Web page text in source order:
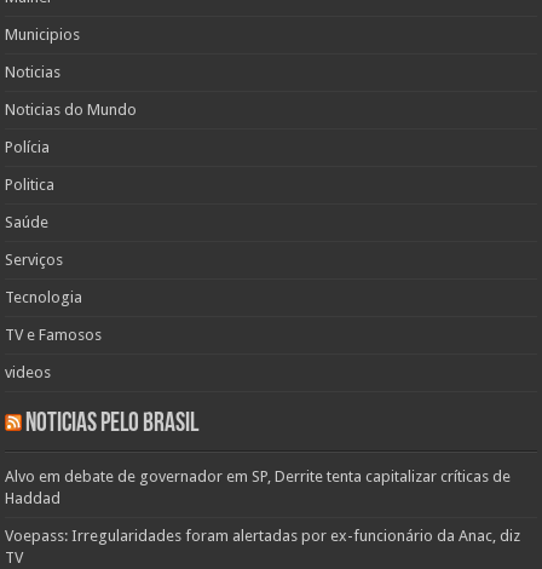
Municipios
Noticias
Noticias do Mundo
Polícia
Politica
Saúde
Serviços
Tecnologia
TV e Famosos
videos
Noticias pelo Brasil
Alvo em debate de governador em SP, Derrite tenta capitalizar críticas de
Haddad
Voepass: Irregularidades foram alertadas por ex-funcionário da Anac, diz
TV